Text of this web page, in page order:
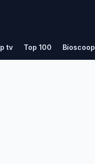
tv Top 100 Bioscoop